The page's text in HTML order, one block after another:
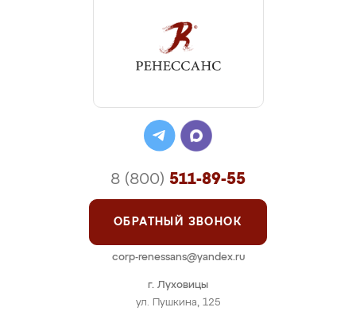
г. Луховицы
ул. Пушкина, 125
8 (800) 511-89-55
ОБРАТНЫЙ ЗВОНОК
corp-renessans@yandex.ru